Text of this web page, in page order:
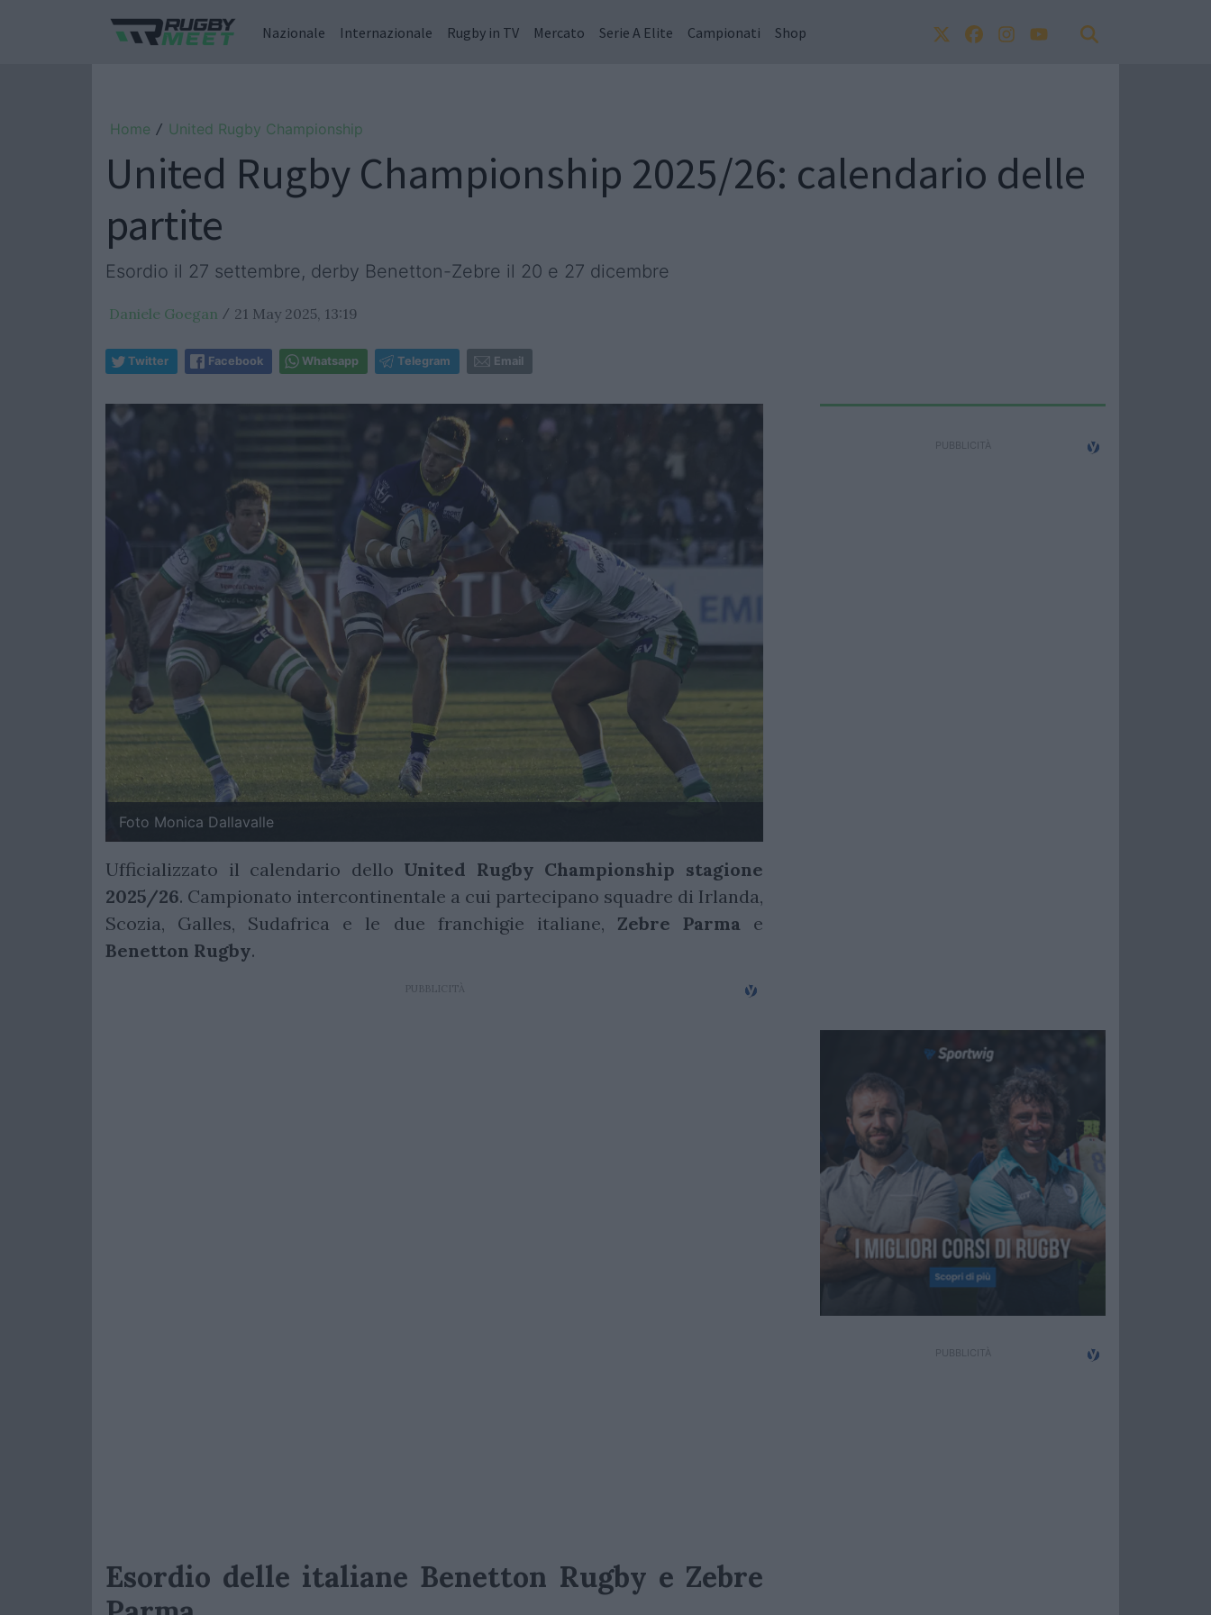
Nazionale Internazionale Rugby in TV Mercato Serie A Elite Campionati Shop
Home / United Rugby Championship
United Rugby Championship 2025/26: calendario delle
partite
Esordio il 27 settembre, derby Benetton-Zebre il 20 e 27 dicembre
Daniele Goegan / 21 May 2025, 13:19
Twitter Facebook Whatsapp Telegram Email
Foto Monica Dallavalle
Ufficializzato il calendario dello United Rugby Championship stagione
2025/26. Campionato intercontinentale a cui partecipano squadre di Irlanda,
Scozia, Galles, Sudafrica e le due franchigie italiane, Zebre Parmae
Benetton Rugby.
Esordio delle italiane Benetton Rugby e Zebre